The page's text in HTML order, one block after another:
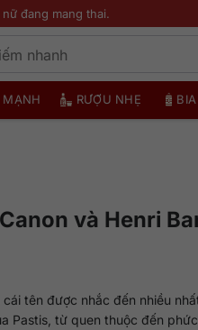
đang mang thai.
MẠNH RƯỢU NHẸ
và Henri
cái tên được nhắc đến nhiều
Pastis, từ quen thuộc đến